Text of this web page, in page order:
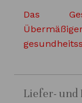
Das
Liefer- und